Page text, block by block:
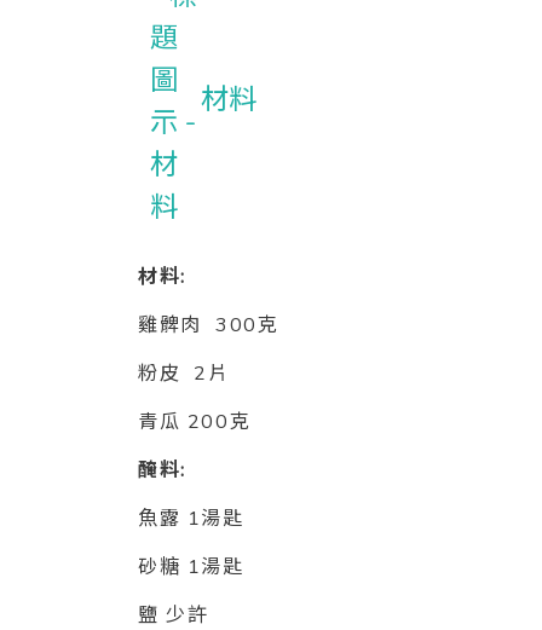
材料
材料:
雞髀肉 300克
粉皮 2片
青瓜 200克
醃料:
魚露 1湯匙
砂糖 1湯匙
鹽 少許